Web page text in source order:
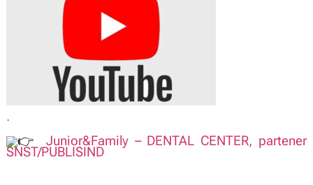
.
Junior&Family – DENTAL CENTER, partener
SNST/PUBLISIND